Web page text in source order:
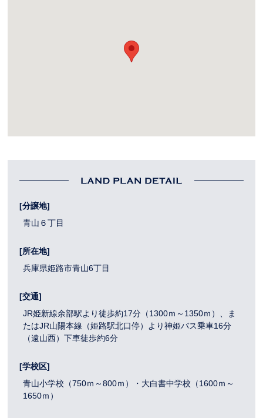
[分譲地]
青山６丁目
[所在地]
兵庫県姫路市青山6丁目
[交通]
JR姫新線余部駅より徒歩約17分（1300ｍ～1350ｍ）、ま
たはJR山陽本線（姫路駅北口停）より神姫バス乗車16分
（遠山西）下車徒歩約6分
[学校区]
青山小学校（750ｍ～800ｍ）・大白書中学校（1600ｍ～
1650ｍ）